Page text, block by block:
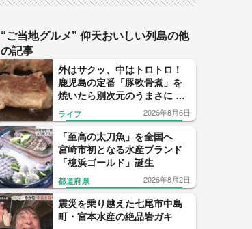
“ご当地グルメ” 仰天おいしい列島の他
の記事
外はサクッ、中はトロトロ！
鹿児島の定番「豚軟骨煮」を
焼いたら別次元のうまさに 鹿
児島・曽於市の主婦が生んだ
「焼きなんこつ」が話題沸騰
ライフ 2026年8月6日
「至高の太刀魚」を全国へ
宮崎市初となる水産ブランド
「檍浜ゴールド」誕生
都道府県 2026年8月2日
震災を乗り越えた七尾市中島
町・宮本水産の絶品岩ガキ